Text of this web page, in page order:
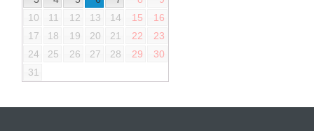
10
11 12 13 14 15
16
17
18 19 20 21 22
23
24
25 26 27 28 29
30
31